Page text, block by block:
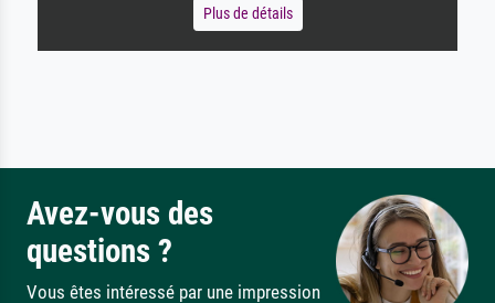
Plus de détails
Avez-vous des
questions ?
Vous êtes intéressé par une impression